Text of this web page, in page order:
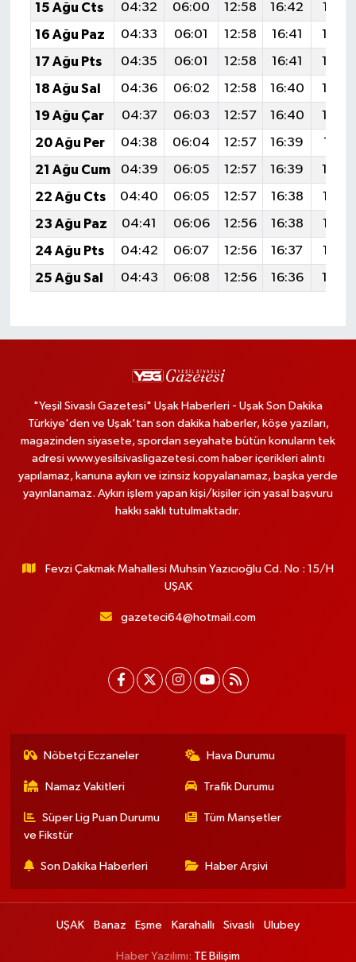
15 Ağu Cts
04:32 06:00 12:58 16:42
19:47
16 Ağu Paz
04:33 06:01 12:58 16:41
19:46
17 Ağu Pts
04:35 06:01 12:58 16:41
19:44
18 Ağu Sal
04:36 06:02 12:58 16:40
19:43
19 Ağu Çar
04:37 06:03 12:57 16:40
19:42
20 Ağu Per
04:38 06:04 12:57 16:39
19:41
21 Ağu Cum
04:39 06:05 12:57 16:39
19:39
22 Ağu Cts
04:40 06:05 12:57 16:38
19:38
23 Ağu Paz
04:41 06:06 12:56 16:38
19:37
24 Ağu Pts
04:42 06:07 12:56 16:37
19:36
25 Ağu Sal
04:43 06:08 12:56 16:36 19:34
"Yeşil Sivaslı Gazetesi" Uşak Haberleri - Uşak Son Dakika
Türkiye'den ve Uşak'tan son dakika haberler, köşe yazıları,
magazinden siyasete, spordan seyahate bütün konuların tek
adresi www.yesilsivasligazetesi.com haber içerikleri alıntı
yapılamaz, kanuna aykırı ve izinsiz kopyalanamaz, başka yerde
yayınlanamaz. Aykırı işlem yapan kişi/kişiler için yasal başvuru
hakkı saklı tutulmaktadır.
Fevzi Çakmak Mahallesi Muhsin Yazıcıoğlu Cd. No : 15/H
UŞAK
gazeteci64@hotmail.com
Nöbetçi Eczaneler Hava Durumu
Namaz Vakitleri Trafik Durumu
Süper Lig Puan Durumu
ve Fikstür
Tüm Manşetler
Son Dakika Haberleri Haber Arşivi
UŞAK Banaz Eşme Karahallı Sivaslı Ulubey
Haber Yazılımı: TE Bilişim